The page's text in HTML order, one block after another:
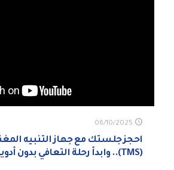
06/10/2025
احجز جلستك مع جهاز التنبيه
(TMS).. وابدأ رحلة التعافي بدون أدويه